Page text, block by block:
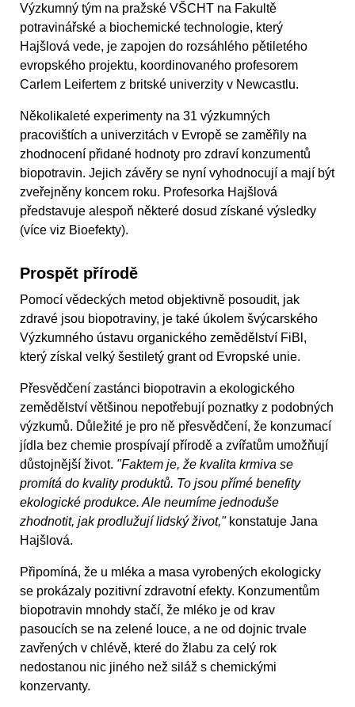
Výzkumný tým na pražské VŠCHT na Fakultě
potravinářské a biochemické technologie, který
Hajšlová vede, je zapojen do rozsáhlého pětiletého
evropského projektu, koordinovaného profesorem
Carlem Leifertem z britské univerzity v Newcastlu.
Několikaleté experimenty na 31 výzkumných
pracovištích a univerzitách v Evropě se zaměřily na
zhodnocení přidané hodnoty pro zdraví konzumentů
biopotravin. Jejich závěry se nyní vyhodnocují a mají být
zveřejněny koncem roku. Profesorka Hajšlová
představuje alespoň některé dosud získané výsledky
(více viz Bioefekty).
Prospět přírodě
Pomocí vědeckých metod objektivně posoudit, jak
zdravé jsou biopotraviny, je také úkolem švýcarského
Výzkumného ústavu organického zemědělství FiBl,
který získal velký šestiletý grant od Evropské unie.
Přesvědčení zastánci biopotravin a ekologického
zemědělství většinou nepotřebují poznatky z podobných
výzkumů. Důležité je pro ně přesvědčení, že konzumací
jídla bez chemie prospívají přírodě a zvířatům umožňují
důstojnější život. "Faktem je, že kvalita krmiva se
promítá do kvality produktů. To jsou přímé benefity
ekologické produkce. Ale neumíme jednoduše
zhodnotit, jak prodlužují lidský život,"konstatuje Jana
Hajšlová.
Připomíná, že u mléka a masa vyrobených ekologicky
se prokázaly pozitivní zdravotní efekty. Konzumentům
biopotravin mnohdy stačí, že mléko je od krav
pasoucích se na zelené louce, a ne od dojnic trvale
zavřených v chlévě, které do žlabu za celý rok
nedostanou nic jiného než siláž s chemickými
konzervanty.